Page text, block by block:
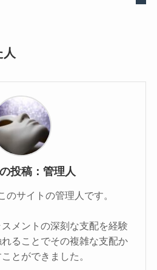
投稿：管理人
のサイトの管理人です。
メントの深刻な支配を経験
ることでその複雑な支配か
とができました。